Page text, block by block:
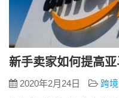
新手卖家如何提高亚
2020年2月24日 跨